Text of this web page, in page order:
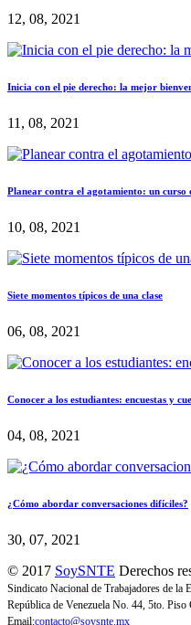
12, 08, 2021
Inicia con el pie derecho: la mejor
11, 08, 2021
Planear contra el agotamiento: un curso
10, 08, 2021
Siete momentos típicos de una clase
06, 08, 2021
Conocer a los estudiantes: encuestas y
04, 08, 2021
¿Cómo abordar conversaciones difíciles?
30, 07, 2021
© 2017 SoySNTE Derechos
Sindicato Nacional de Trabajadores de la
República de Venezuela No. 44, 5to.
Email:contacto@soysnte.mx